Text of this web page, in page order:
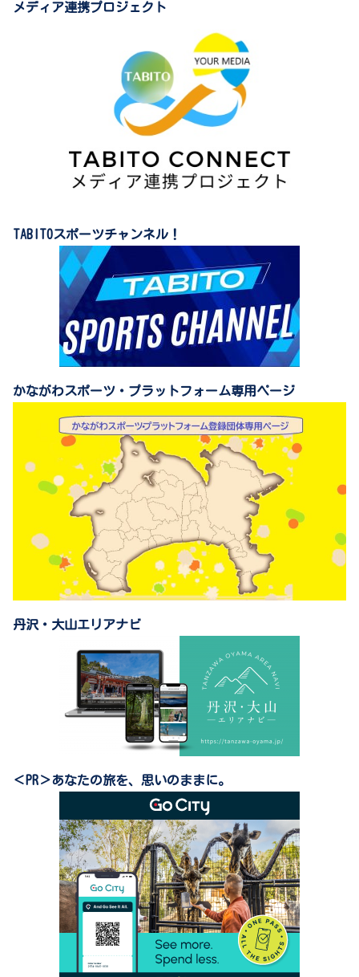
メディア連携プロジェクト
TABITOスポーツチャンネル！
かながわスポーツ・プラットフォーム専用ページ
丹沢・大山エリアナビ
＜PR＞あなたの旅を、思いのままに。